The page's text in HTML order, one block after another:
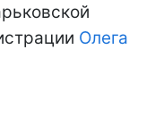
Олега